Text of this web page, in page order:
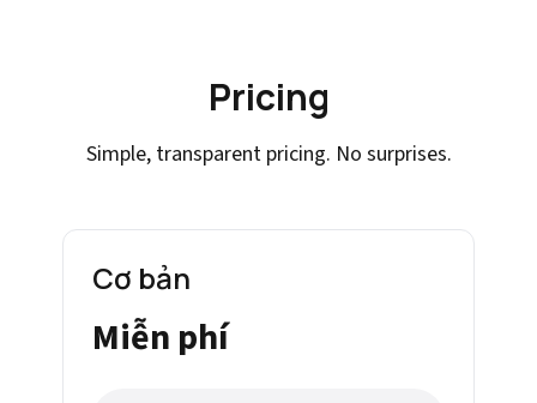
Pricing
Simple, transparent pricing. No surprises.
Cơ bản
Miễn phí